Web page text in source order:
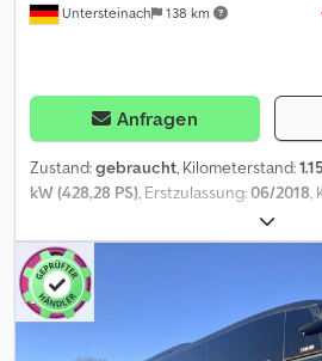
Untersteinach 138 km
Anfragen
Zustand:gebraucht, Kilometerstand:
kW (428,28 PS), Erstzulassung:06/2018,
,
Bremsen:Retarder, Baujahr:2018,
Anhängerkupplung, Elektronisches
Klimaanlage, Nebelscheinwerfer,
Traktionskontrolle, Wegfahrsperre,
Weitere Optionen und Zubehör = -